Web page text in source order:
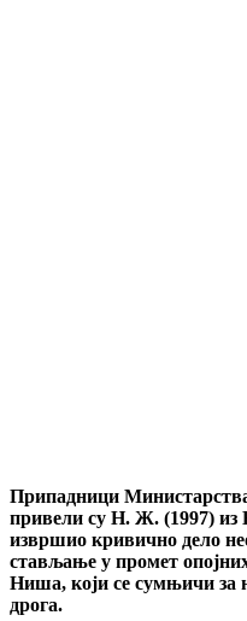
Припадници
привели су Н. Ж. (1997) из
извршио кривично дело
стављање у промет
Ниша, који се сумњичи за
дрога.